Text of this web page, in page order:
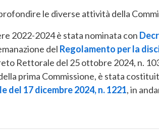
le diverse attività della
2022-2024 è stata nominata con
del Regolamento per la
Rettorale del 25 ottobre 2024, n.
prima Commissione, è stata
del 17 dicembre 2024, n. 1221, in